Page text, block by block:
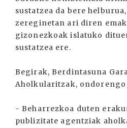
sustatzea da bere
zereginetan ari diren
gizonezkoak islatuko
sustatzea ere.
Begirak, Berdintasuna
Aholkularitzak, ondorengo
- Beharrezkoa duten
publizitate agentziak